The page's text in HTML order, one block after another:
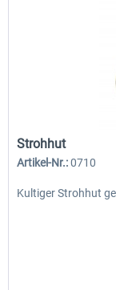
Strohhut
Artikel-Nr.:0710
Kultiger Strohhut